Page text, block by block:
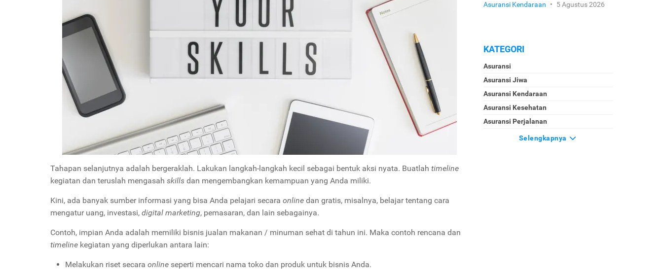
Tahapan selanjutnya adalah bergeraklah. Lakukan langkah-langkah kecil sebagai bentuk aksi nyata. Buatlah timeline
kegiatan dan teruslah mengasah skills dan mengembangkan kemampuan yang Anda miliki.
Kini, ada banyak sumber informasi yang bisa Anda pelajari secara online dan gratis, misalnya, belajar tentang cara
mengatur uang, investasi, digital marketing, pemasaran, dan lain sebagainya.
Contoh, impian Anda adalah memiliki bisnis jualan makanan / minuman sehat di tahun ini. Maka contoh rencana dan
timeline kegiatan yang diperlukan antara lain:
Melakukan riset secara online seperti mencari nama toko dan produk untuk bisnis Anda.
Asuransi Kendaraan • 5 Agustus 2026
KATEGORI
Asuransi
Asuransi Jiwa
Asuransi Kendaraan
Asuransi Kesehatan
Asuransi Perjalanan
Selengkapnya